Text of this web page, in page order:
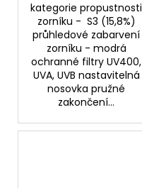
kategorie propustnosti
zorníku - S3 (15,8%)
průhledové zabarvení
zorníku - modrá
ochranné filtry UV400,
UVA, UVB nastavitelná
nosovka pružné
zakončení...